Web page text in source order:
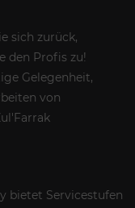
sich zurück,
den Profis zu!
Gelegenheit,
von
bietet Servicestufen